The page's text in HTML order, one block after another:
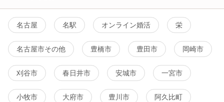
名古屋 名駅 オンライン婚活 栄
名古屋市その他 豊橋市 豊田市 岡崎市
刈谷市 春日井市 安城市 一宮市
小牧市 大府市 豊川市 阿久比町